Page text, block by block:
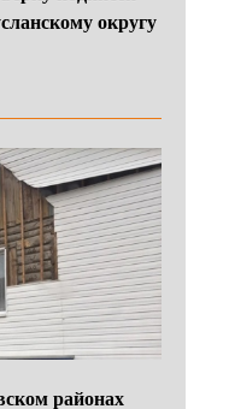
округу
районах